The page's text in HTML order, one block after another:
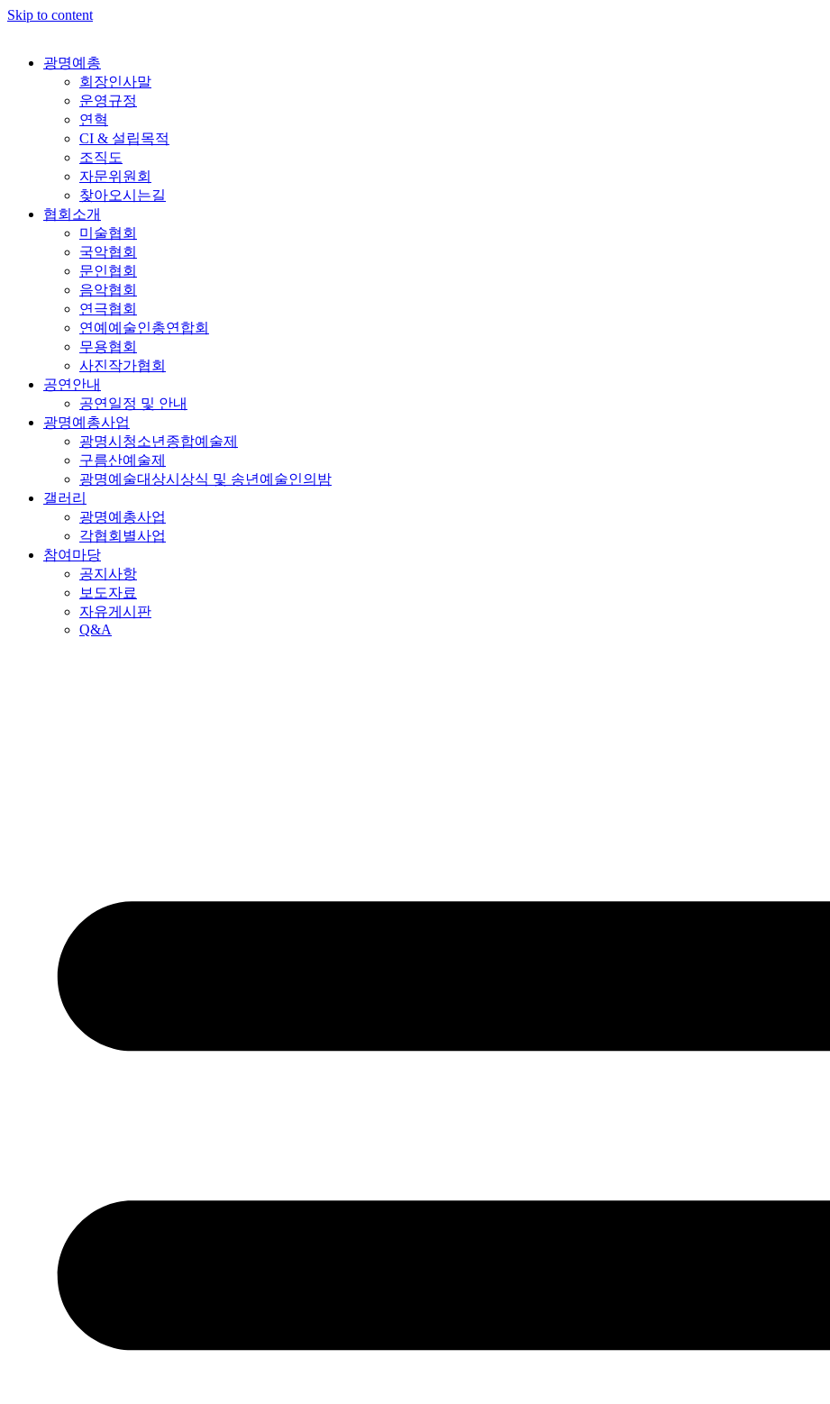
Skip to content
광명예총
회장인사말
운영규정
연혁
CI & 설립목적
조직도
자문위원회
찾아오시는길
협회소개
미술협회
국악협회
문인협회
음악협회
연극협회
연예예술인총연합회
무용협회
사진작가협회
공연안내
공연일정 및 안내
광명예총사업
광명시청소년종합예술제
구름산예술제
광명예술대상시상식 및 송년예술인의밤
갤러리
광명예총사업
각협회별사업
참여마당
공지사항
보도자료
자유게시판
Q&A